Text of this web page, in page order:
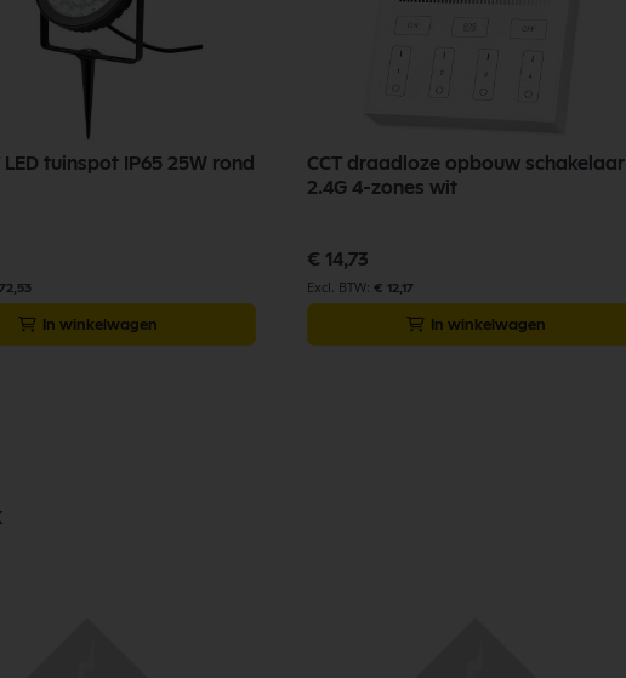
LED tuinspot IP65 25W rond
In winkelwagen
CCT draadloze opbouw schakelaar
2.4G 4-zones wit
€ 14,73
€ 12,17
In winkelwagen